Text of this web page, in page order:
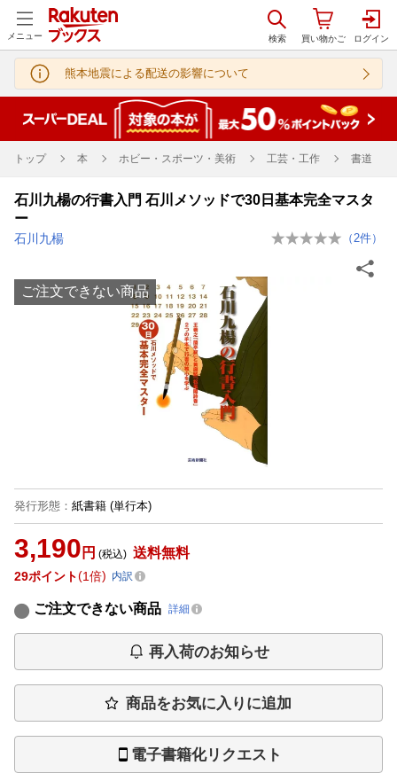
メニュー
熊本地震による配送の影響について
トップ 本 ホビー・スポーツ・美術 工芸・工作 書道
石川九楊の行書入門 石川メソッドで30日基本完全マスタ
ー
石川九楊 （ 2件）
ご注文できない商品
発行形態 ： 紙書籍 (単行本)
3,190 円 (税込) 送料無料
29ポイント 1倍 内訳
ご注文できない商品 詳細
再入荷のお知らせ
商品をお気に入りに追加
電子書籍化リクエスト